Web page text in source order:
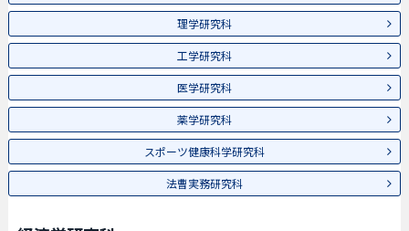
理学研究科
工学研究科
医学研究科
薬学研究科
スポーツ健康科学研究科
法曹実務研究科